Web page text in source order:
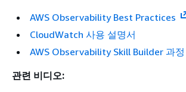
AWS Observability Best Practices
CloudWatch 사용 설명서
AWS Observability Skill Builder 과정
관련 비디오: